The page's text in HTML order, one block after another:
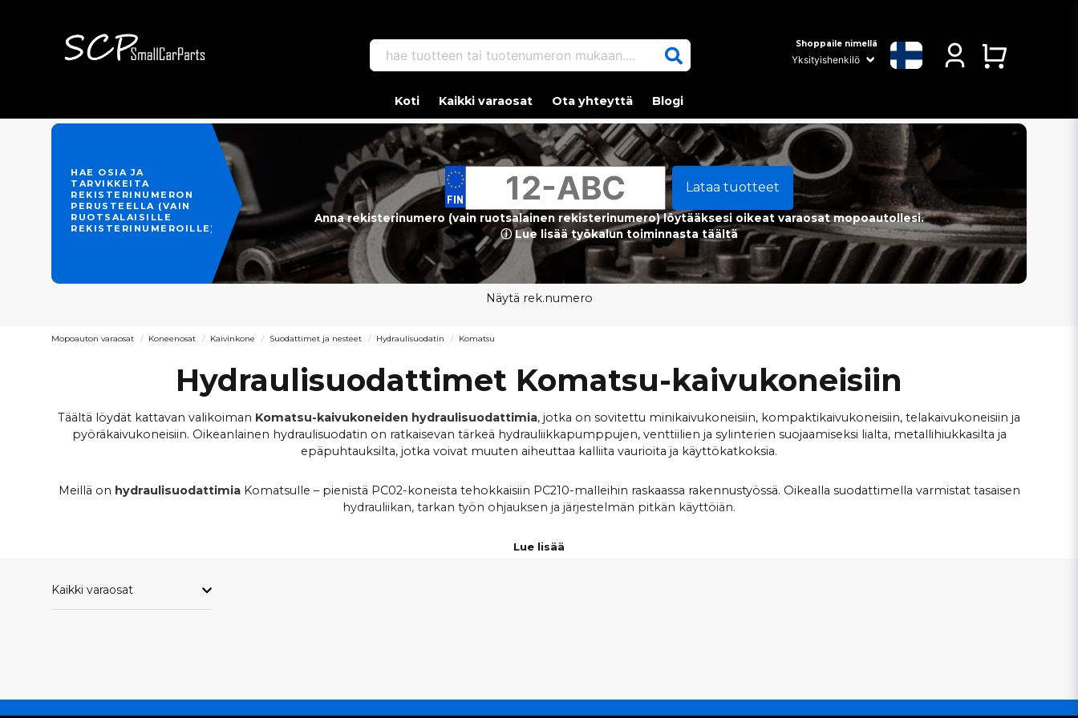
hae tuotteen tai tuotenumeron mukaan.... Shoppaile nimellä
Koti Kaikki varaosat Ota yhteyttä Blogi
HAE OSIA JA
TARVIKKEITA
REKISTERINUMERON
PERUSTEELLA (VAIN
RUOTSALAISILLE
REKISTERINUMEROILLE)
Lataa tuotteet
Anna rekisterinumero (vain ruotsalainen rekisterinumero) löytääksesi oikeat varaosat mopoautollesi.
ⓘ Lue lisää työkalun toiminnasta täältä
Näytä rek.numero
Mopoauton varaosat Koneenosat Kaivinkone Suodattimet ja nesteet Hydraulisuodatin Komatsu
Hydraulisuodattimet Komatsu-kaivukoneisiin
Täältä löydät kattavan valikoiman Komatsu-kaivukoneiden hydraulisuodattimia, jotka on sovitettu minikaivukoneisiin, kompaktikaivukoneisiin, telakaivukoneisiin ja
pyöräkaivukoneisiin. Oikeanlainen hydraulisuodatin on ratkaisevan tärkeä hydrauliikkapumppujen, venttiilien ja sylinterien suojaamiseksi lialta, metallihiukkasilta ja
epäpuhtauksilta, jotka voivat muuten aiheuttaa kalliita vaurioita ja käyttökatkoksia.
Meillä on hydraulisuodattimia Komatsulle – pienistä PC02-koneista tehokkaisiin PC210-malleihin raskaassa rakennustyössä. Oikealla suodattimella varmistat tasaisen
hydrauliikan, tarkan työn ohjauksen ja järjestelmän pitkän käyttöiän.
KOMATSU-MALLIT, JOIHIN MEILLÄ ON HYDRAULISUODATTIMIA
PC15MRX-1, PC15R-8
Lue lisää
Kaikki varaosat